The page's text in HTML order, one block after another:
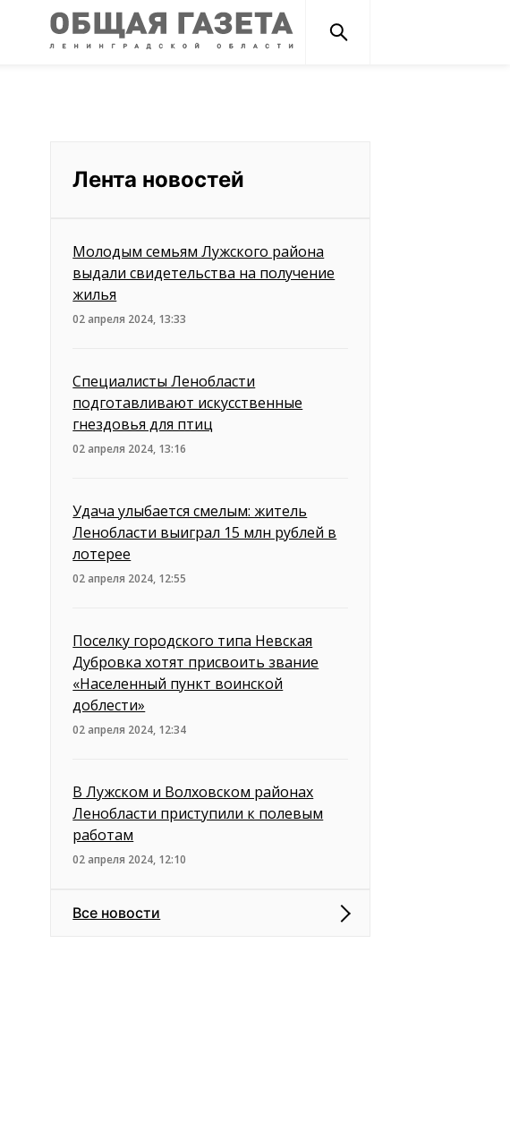
Лента новостей
Молодым семьям Лужского района
выдали свидетельства на получение
жилья
02 апреля 2024, 13:33
Специалисты Ленобласти
подготавливают искусственные
гнездовья для птиц
02 апреля 2024, 13:16
Удача улыбается смелым: житель
Ленобласти выиграл 15 млн рублей в
лотерее
02 апреля 2024, 12:55
Поселку городского типа Невская
Дубровка хотят присвоить звание
«Населенный пункт воинской
доблести»
02 апреля 2024, 12:34
В Лужском и Волховском районах
Ленобласти приступили к полевым
работам
02 апреля 2024, 12:10
Все новости